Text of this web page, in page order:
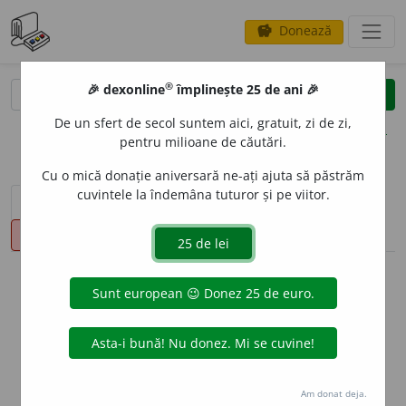
savings Donează
clear
opțiuni
sinteza definițiilor (1) definiții (13)
conjugări
info
Aceste definiții sunt compilate de
echipa dexonline. Definițiile
originale se află pe filadefiniții.
Puteți reordona filele pe pagina de
🎉 dexonline® împlinește 25 de ani 🎉
De un sfert de secol suntem aici, gratuit, zi de zi,
pentru milioane de căutări.
Cu o mică donație aniversară ne-ați ajuta să păstrăm
cuvintele la îndemâna tuturor și pe viitor.
Am donat deja.